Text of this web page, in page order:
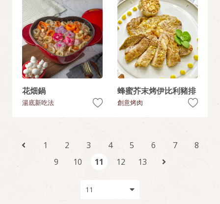
花畑鍋
湯底新吃法
蜂蜜芥末烤伊比利豬排
創意烤肉
1 2 3 4 5 6 7
8
9
10 11 12 13